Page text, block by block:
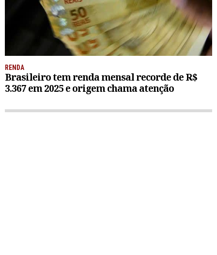
RENDA
Brasileiro tem renda mensal recorde de R$
3.367 em 2025 e origem chama atenção